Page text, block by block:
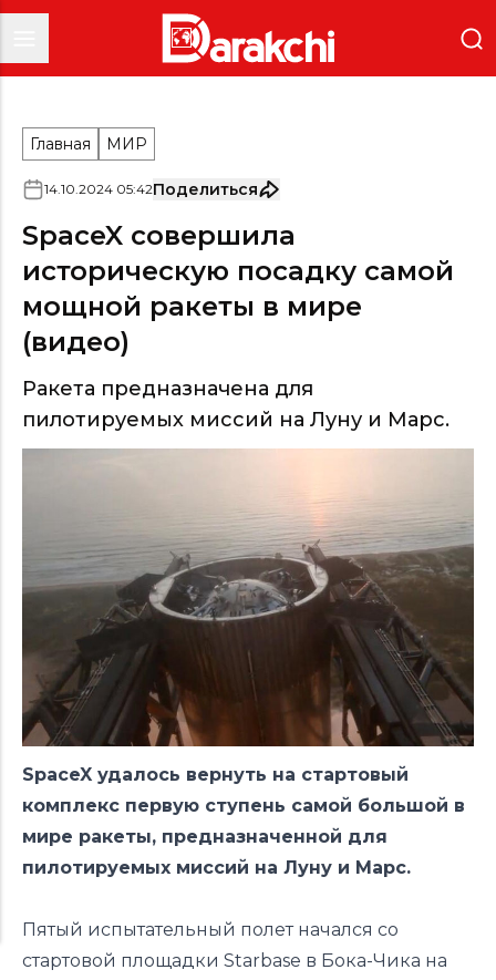
Главная МИР
14.10.2024 05:42Поделиться
SpaceX совершила
историческую посадку самой
мощной ракеты в мире
(видео)
Ракета предназначена для
пилотируемых миссий на Луну и Марс.
SpaceX удалось вернуть на стартовый
комплекс первую ступень самой большой в
мире ракеты, предназначенной для
пилотируемых миссий на Луну и Марс.
Пятый испытательный полет начался со
стартовой площадки Starbase в Бока-Чика на